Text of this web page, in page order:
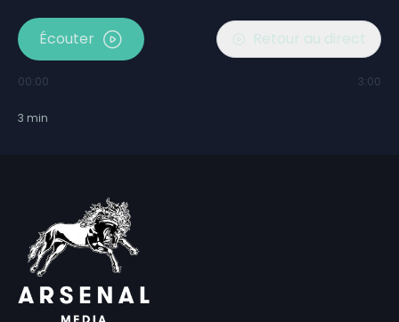
Écouter Retour au direct
00:00 3:00
3 min